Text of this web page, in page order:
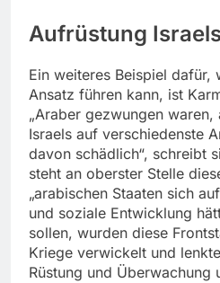
Aufrüstung
Ein weiteres Beispiel dafür,
Ansatz führen kann, ist
„Araber gezwungen waren,
Israels auf verschiedenste
davon schädlich“, schreibt
steht an oberster Stelle
„arabischen Staaten sich
und soziale Entwicklung
sollen, wurden diese
Kriege verwickelt und
Rüstung und Überwachung